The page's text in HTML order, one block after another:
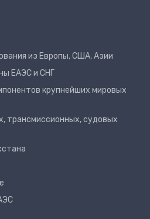
из Европы, США, Азии
ЕАЭС и СНГ
крупнейших мировых
трансмиссионных, судовых